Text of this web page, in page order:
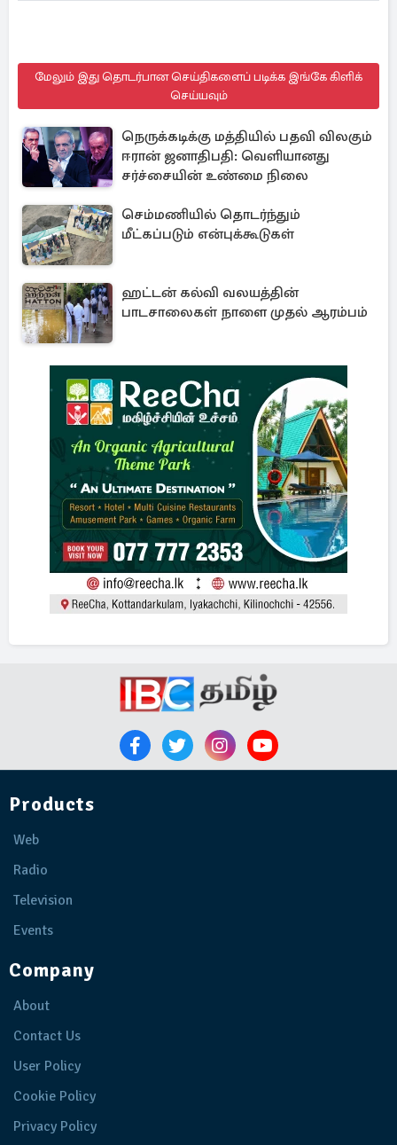
மேலும் இது தொடர்பான செய்திகளைப் படிக்க இங்கே கிளிக்
செய்யவும்
நெருக்கடிக்கு மத்தியில் பதவி விலகும்
ஈரான் ஜனாதிபதி: வெளியானது
சர்ச்சையின் உண்மை நிலை
செம்மணியில் தொடர்ந்தும்
மீட்கப்படும் என்புக்கூடுகள்
ஹட்டன் கல்வி வலயத்தின்
பாடசாலைகள் நாளை முதல் ஆரம்பம்
Products
Web
Radio
Television
Events
Company
About
Contact Us
User Policy
Cookie Policy
Privacy Policy